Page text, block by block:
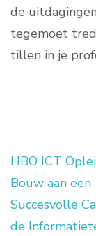
de
tegemoet
tillen in je
HBO ICT
Bouw aan een
Succesvolle
de